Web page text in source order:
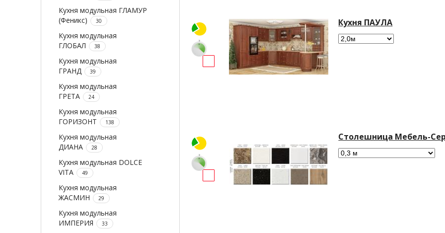
Кухня модульная ГЛАМУР
(Феникс)
30
Кухня модульная
ГЛОБАЛ
38
Кухня модульная
ГРАНД
39
Кухня модульная
ГРЕТА
24
Кухня модульная
ГОРИЗОНТ
138
Кухня модульная
ДИАНА
28
Кухня модульная DOLCE
VITA
49
Кухня модульная
ЖАСМИН
29
Кухня модульная
ИМПЕРИЯ
33
Кухня ПАУЛА
Столешница Мебель-